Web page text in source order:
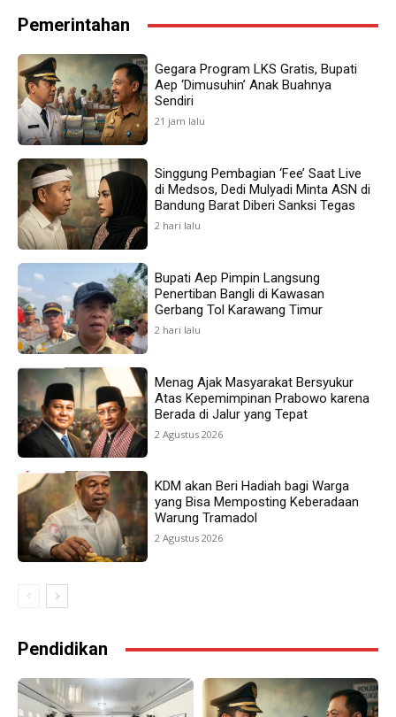
Pemerintahan
Gegara Program LKS Gratis, Bupati
Aep ‘Dimusuhin’ Anak Buahnya
Sendiri
21 jam lalu
Singgung Pembagian ‘Fee’ Saat Live
di Medsos, Dedi Mulyadi Minta ASN di
Bandung Barat Diberi Sanksi Tegas
2 hari lalu
Bupati Aep Pimpin Langsung
Penertiban Bangli di Kawasan
Gerbang Tol Karawang Timur
2 hari lalu
Menag Ajak Masyarakat Bersyukur
Atas Kepemimpinan Prabowo karena
Berada di Jalur yang Tepat
2 Agustus 2026
KDM akan Beri Hadiah bagi Warga
yang Bisa Memposting Keberadaan
Warung Tramadol
2 Agustus 2026
Pendidikan